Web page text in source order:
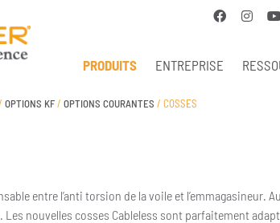
PRODUITS ENTREPRISE
OPTIONS KF/ OPTIONS COURANTES / COSSES
entre l’anti torsion de la voile et
Les nouvelles cosses Cableless sont parfaitement